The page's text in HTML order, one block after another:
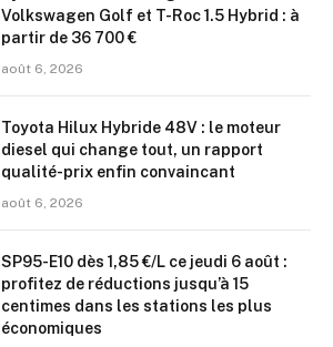
Volkswagen Golf et T-Roc 1.5 Hybrid : à
partir de 36 700 €
août 6, 2026
Toyota Hilux Hybride 48V : le moteur
diesel qui change tout, un rapport
qualité-prix enfin convaincant
août 6, 2026
SP95-E10 dès 1,85 €/L ce jeudi 6 août :
profitez de réductions jusqu’à 15
centimes dans les stations les plus
économiques